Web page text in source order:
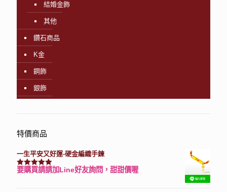
結婚金飾
其他
鑽石商品
K金
鋼飾
銀飾
特價商品
一生平安又好運-硬金編織手鍊
評分7740滿分 5
要購買請請加Line好友詢問，甜甜價喔